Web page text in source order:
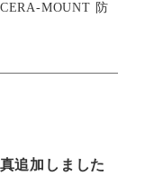
MOUNT 防
加しました